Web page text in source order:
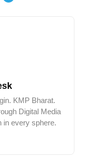
KMP Bharat.
Digital Media
in every sphere.